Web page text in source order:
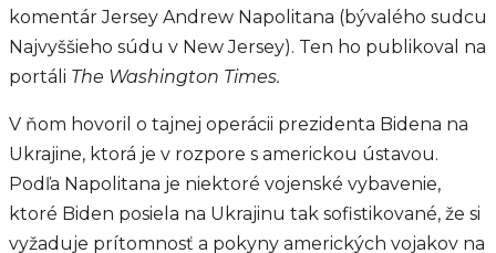
komentár Jersey Andrew Napolitana (bývalého sudcu
Najvyššieho súdu v New Jersey). Ten ho publikoval na
portáli The Washington Times.
V ňom hovoril o tajnej operácii prezidenta Bidena na
Ukrajine, ktorá je v rozpore s americkou ústavou.
Podľa Napolitana je niektoré vojenské vybavenie,
ktoré Biden posiela na Ukrajinu tak sofistikované, že si
vyžaduje prítomnosť a pokyny amerických vojakov na